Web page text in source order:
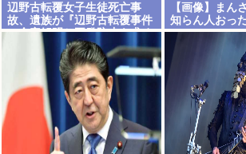
辺野古転覆女子生徒死亡事
故、遺族が『辺野古転覆事件
の全容解明と再発防止を求め
る会』を設立
【画像】まん
知らん人おっ